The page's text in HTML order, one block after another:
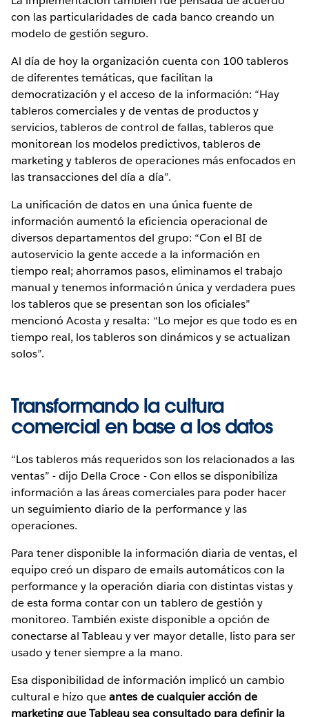
con las particularidades de cada banco creando un
modelo de gestión seguro.
Al día de hoy la organización cuenta con 100 tableros
de diferentes temáticas, que facilitan la
democratización y el acceso de la información: “Hay
tableros comerciales y de ventas de productos y
servicios, tableros de control de fallas, tableros que
monitorean los modelos predictivos, tableros de
marketing y tableros de operaciones más enfocados en
las transacciones del día a día”.
La unificación de datos en una única fuente de
información aumentó la eficiencia operacional de
diversos departamentos del grupo: “Con el BI de
autoservicio la gente accede a la información en
tiempo real; ahorramos pasos, eliminamos el trabajo
manual y tenemos información única y verdadera pues
los tableros que se presentan son los oficiales”
mencionó Acosta y resalta: “Lo mejor es que todo es en
tiempo real, los tableros son dinámicos y se actualizan
solos”.
Transformando la cultura
comercial en base a los datos
“Los tableros más requeridos son los relacionados a las
ventas” - dijo Della Croce - Con ellos se disponibiliza
información a las áreas comerciales para poder hacer
un seguimiento diario de la performance y las
operaciones.
Para tener disponible la información diaria de ventas, el
equipo creó un disparo de emails automáticos con la
performance y la operación diaria con distintas vistas y
de esta forma contar con un tablero de gestión y
monitoreo. También existe disponible a opción de
conectarse al Tableau y ver mayor detalle, listo para ser
usado y tener siempre a la mano.
Esa disponibilidad de información implicó un cambio
cultural e hizo queantes de cualquier acción de
marketing que Tableau sea consultado para definir la